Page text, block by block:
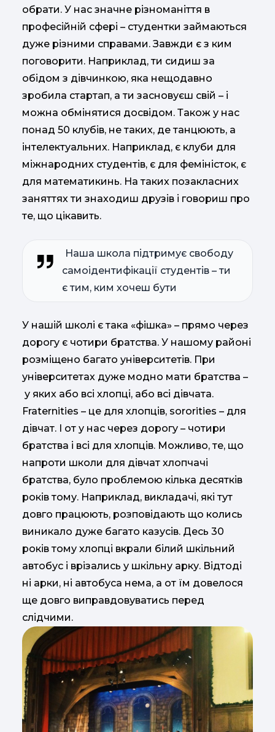
обрати. У нас значне різноманіття в
професійній сфері – студентки займаються
дуже різними справами. Завжди є з ким
поговорити. Наприклад, ти сидиш за
обідом з дівчинкою, яка нещодавно
зробила стартап, а ти засновуєш свій – і
можна обмінятися досвідом. Також у нас
понад 50 клубів, не таких, де танцюють, а
інтелектуальних. Наприклад, є клуби для
міжнародних студентів, є для феміністок, є
для математикинь. На таких позакласних
заняттях ти знаходиш друзів і говориш про
те, що цікавить.
Наша школа підтримує свободу
самоідентифікації студентів – ти
є тим, ким хочеш бути
У нашій школі є така «фішка» – прямо через
дорогу є чотири братства. У нашому районі
розміщено багато університетів. При
університетах дуже модно мати братства –
у яких або всі хлопці, або всі дівчата.
Fraternities – це для хлопців, sororities – для
дівчат. І от у нас через дорогу – чотири
братства і всі для хлопців. Можливо, те, що
напроти школи для дівчат хлопчачі
братства, було проблемою кілька десятків
років тому. Наприклад, викладачі, які тут
довго працюють, розповідають що колись
виникало дуже багато казусів. Десь 30
років тому хлопці вкрали білий шкільний
автобус і врізались у шкільну арку. Відтоді
ні арки, ні автобуса нема, а от їм довелося
ще довго виправдовуватись перед
слідчими.